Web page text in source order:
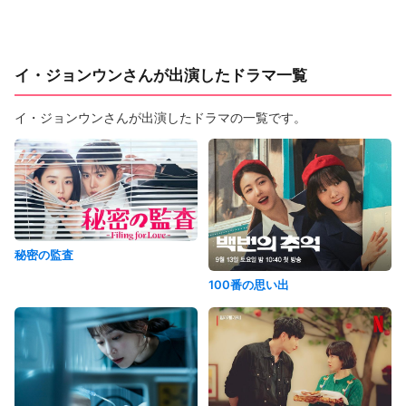
イ・ジョンウンさんが出演したドラマ一覧
イ・ジョンウンさんが出演したドラマの一覧です。
秘密の監査
100番の思い出